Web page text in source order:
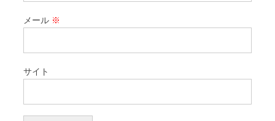
メール ※
サイト